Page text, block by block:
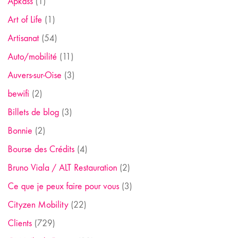
Art of Life (1)
Artisanat (54)
Auto/mobilité (11)
Auvers-sur-Oise (3)
bewifi (2)
Billets de blog (3)
Bonnie (2)
Bourse des Crédits (4)
Bruno Viala / ALT Restauration (2)
Ce que je peux faire pour vous (3)
Cityzen Mobility (22)
Clients (729)